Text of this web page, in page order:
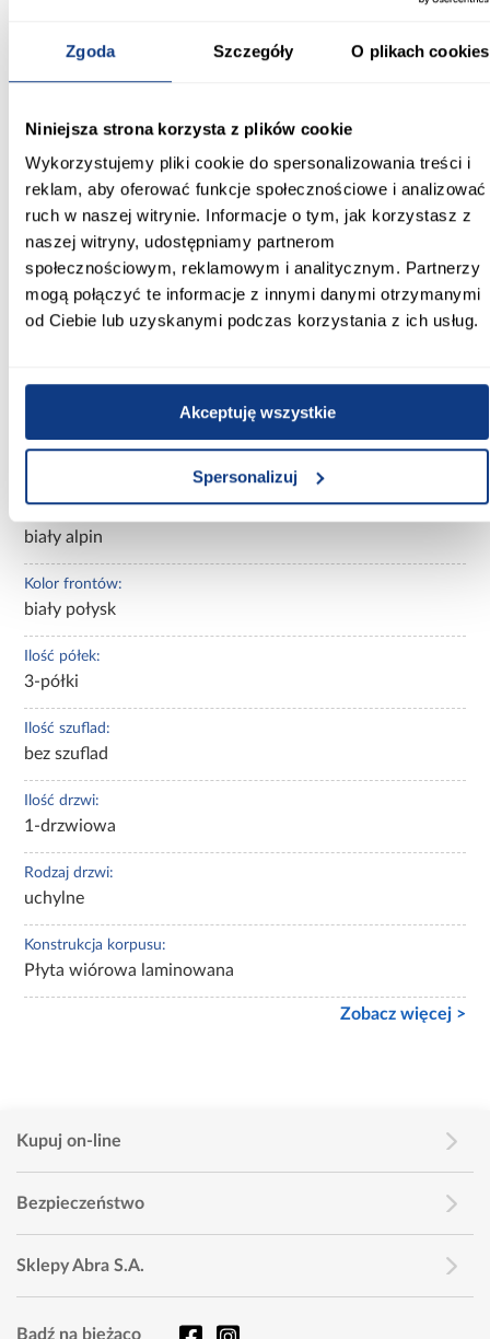
Zgoda Szczegóły O plikach cookies
Niniejsza strona korzysta z plików cookie
Wykorzystujemy pliki cookie do spersonalizowania treści i
reklam, aby oferować funkcje społecznościowe i analizować
ruch w naszej witrynie. Informacje o tym, jak korzystasz z
naszej witryny, udostępniamy partnerom
społecznościowym, reklamowym i analitycznym. Partnerzy
mogą połączyć te informacje z innymi danymi otrzymanymi
od Ciebie lub uzyskanymi podczas korzystania z ich usług.
Akceptuję wszystkie
Spersonalizuj
660 627 627
Informacje Transport Informacje o
Szerokość [cm]:
59.70
42.00
Wysokość [cm]:
biały alpin
Kolor frontów:
biały połysk
Ilość półek:
3-półki
Ilość szuflad:
bez szuflad
Ilość drzwi:
1-drzwiowa
Rodzaj drzwi:
uchylne
Konstrukcja korpusu:
Płyta wiórowa laminowana
Zobacz więcej >
Kupuj on-line
Bezpieczeństwo
Sklepy Abra S.A.
Bądź na bieżąco